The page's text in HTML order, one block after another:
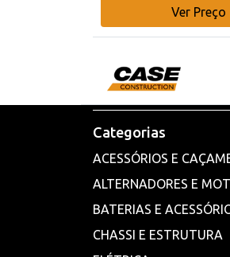
Ver Preço
Categorias
ACESSÓRIOS E
ALTERNADORES E
BATERIAS E
CHASSI E ESTRUTURA